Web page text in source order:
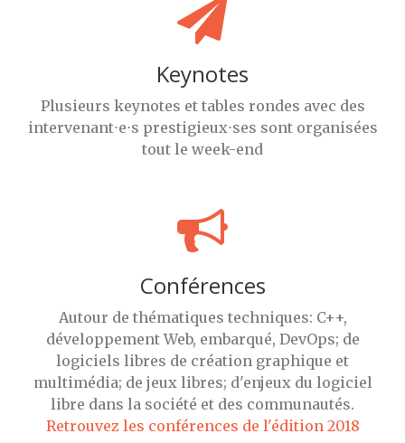
Keynotes
Plusieurs keynotes et tables rondes avec des
intervenant⋅e⋅s prestigieux⋅ses sont organisées
tout le week-end
Conférences
Autour de thématiques techniques: C++,
développement Web, embarqué, DevOps; de
logiciels libres de création graphique et
multimédia; de jeux libres; d'enjeux du logiciel
libre dans la société et des communautés.
Retrouvez les conférences de l'édition 2018